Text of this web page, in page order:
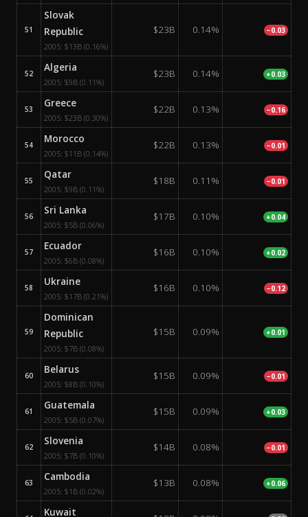
51
Slovak
Republic
2005: $13B (0.16%)
$23B 0.14% −0.03
52 Algeria
2005: $9B (0.11%)
$23B 0.14% +0.03
53 Greece
2005: $23B (0.30%)
$22B 0.13% −0.16
54 Morocco
2005: $11B (0.14%)
$22B 0.13% −0.01
55 Qatar
2005: $9B (0.11%)
$18B 0.11% −0.01
56 Sri Lanka
2005: $5B (0.06%)
$17B 0.10% +0.04
57 Ecuador
2005: $6B (0.08%)
$16B 0.10% +0.02
58 Ukraine
2005: $17B (0.21%)
$16B 0.10% −0.12
59
Dominican
Republic
2005: $7B (0.08%)
$15B 0.09% +0.01
60 Belarus
2005: $8B (0.10%)
$15B 0.09% −0.01
61 Guatemala
2005: $5B (0.07%)
$15B 0.09% +0.03
62 Slovenia
2005: $7B (0.10%)
$14B 0.08% −0.01
63 Cambodia
2005: $1B (0.02%)
$13B 0.08% +0.06
Kuwait